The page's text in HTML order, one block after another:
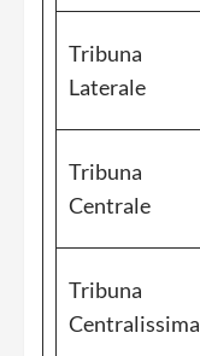
Tribuna
Laterale
Tribuna
Centrale
Tribuna
Centralissima